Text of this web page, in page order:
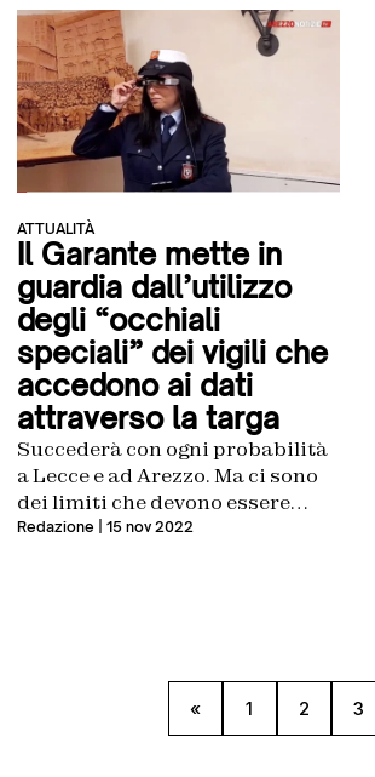
ATTUALITÀ
Il Garante mette in
guardia dall’utilizzo
degli “occhiali
speciali” dei vigili che
accedono ai dati
attraverso la targa
Succederà con ogni probabilità
a Lecce e ad Arezzo. Ma ci sono
dei limiti che devono essere
presi in considerazione
Redazione | 15 nov 2022
« 1 2 3